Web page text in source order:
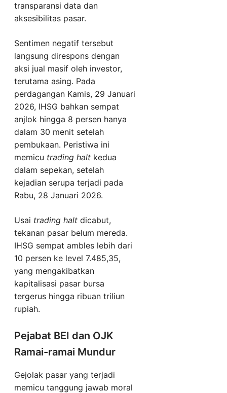
transparansi data dan
aksesibilitas pasar.
Sentimen negatif tersebut
langsung direspons dengan
aksi jual masif oleh investor,
terutama asing. Pada
perdagangan Kamis, 29 Januari
2026, IHSG bahkan sempat
anjlok hingga 8 persen hanya
dalam 30 menit setelah
pembukaan. Peristiwa ini
memicu trading halt kedua
dalam sepekan, setelah
kejadian serupa terjadi pada
Rabu, 28 Januari 2026.
Usai trading halt dicabut,
tekanan pasar belum mereda.
IHSG sempat ambles lebih dari
10 persen ke level 7.485,35,
yang mengakibatkan
kapitalisasi pasar bursa
tergerus hingga ribuan triliun
rupiah.
Pejabat BEI dan OJK
Ramai-ramai Mundur
Gejolak pasar yang terjadi
memicu tanggung jawab moral